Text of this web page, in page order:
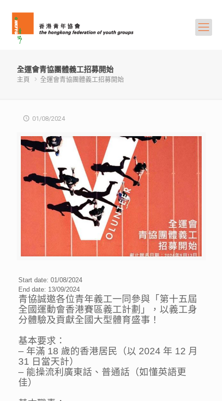
全運會青協團體義工招募開始
主頁 全運會青協團體義工招募開始
01/08/2024
Start date: 01/08/2024
End date: 13/09/2024
青協誠邀各位青年義工一同參與「第十五屆
全國運動會香港賽區義工計劃」，以義工身
分體驗及貢獻全國大型體育盛事！
基本要求：
– 年滿 18 歲的香港居民（以 2024 年 12 月
31 日當天計）
– 能操流利廣東話、普通話（如懂英語更
佳）